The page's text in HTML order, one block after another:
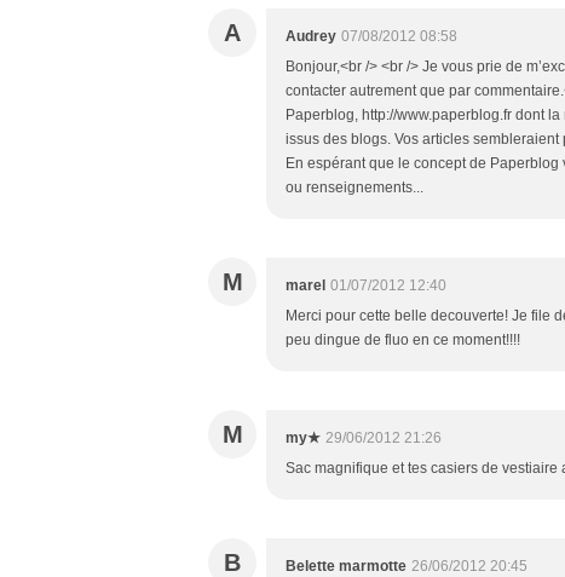
A Audrey 07/08/2012 08:58
Bonjour,<br /> <br /> Je vous prie de
contacter autrement que par
Paperblog, http://www.paperblog.fr dont
issus des blogs. Vos articles
En espérant que le concept de
ou renseignements...
M marel 01/07/2012 12:40
Merci pour cette belle decouverte! Je file
peu dingue de fluo en ce moment!!!!
M my★ 29/06/2012 21:26
Sac magnifique et tes casiers de vestiaire
B Belette marmotte 26/06/2012 20:45